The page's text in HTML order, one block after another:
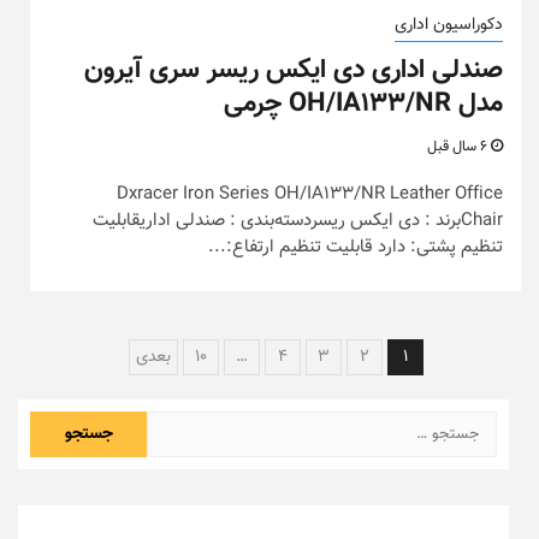
دکوراسیون اداری
صندلی اداری دی ایکس ریسر سری آیرون
مدل OH/IA133/NR چرمی
Dxracer Iron Series OH/IA133/NR Leather Office
Chairبرند : دی ایکس ریسردسته‌بندی : صندلی اداریقابلیت
تنظیم پشتی: دارد قابلیت تنظیم ارتفاع:...
راهبری
1
2
3
4
…
10 بعدی
جستجو
برای: